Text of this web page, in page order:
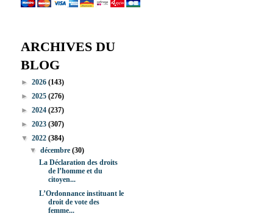
ARCHIVES DU
BLOG
► 2026 (143)
► 2025 (276)
► 2024 (237)
► 2023 (307)
▼ 2022 (384)
▼décembre(30)
La Déclaration des droits
de l’homme et du
citoyen...
L’Ordonnance instituant le
droit de vote des
femme...